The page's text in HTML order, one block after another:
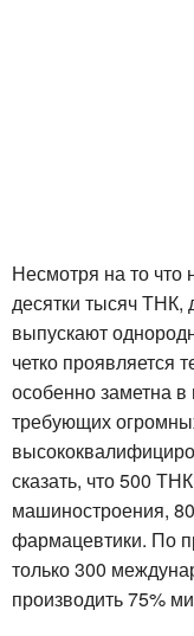
Несмотря на то
десятки тысяч ТНК,
выпускают
четко проявляется
особенно заметна в
требующих
сказать, что 500
машиностроения,
фармацевтики. По
только 300
производить 75%